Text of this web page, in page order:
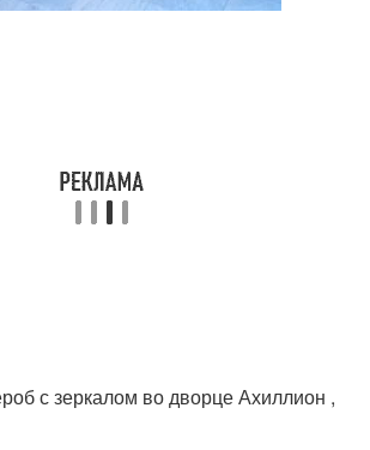
с зеркалом во дворце Ахиллион ,